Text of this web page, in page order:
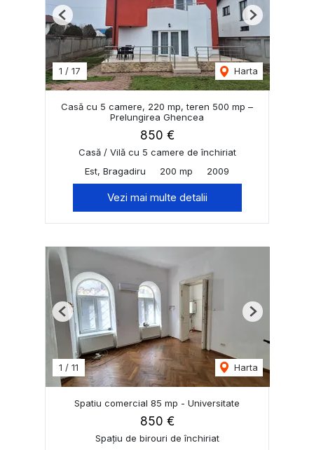
1 / 17 Harta
Previous Next
Casă cu 5 camere, 220 mp, teren 500 mp –
Prelungirea Ghencea
850 €
Casă / Vilă cu 5 camere de închiriat
Est, Bragadiru
200 mp 2009
Vezi mai multe detalii
1 / 11 Harta
Previous Next
Spatiu comercial 85 mp - Universitate
850 €
Spațiu de birouri de închiriat